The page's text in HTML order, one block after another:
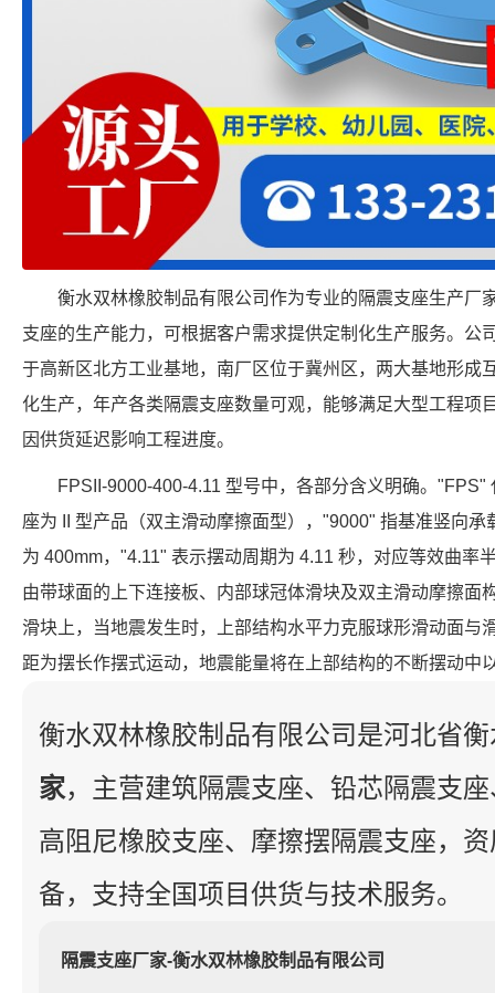
衡水双林橡胶制品有限公司作为专业的隔震支座生产厂
支座的生产能力，可根据客户需求提供定制化生产服务。公
于高新区北方工业基地，南厂区位于冀州区，两大基地形成
化生产，年产各类隔震支座数量可观，能够满足大型工程项
因供货延迟影响工程进度。
FPSII-9000-400-4.11 型号中，各部分含义明确。
座为 II 型产品（双主滑动摩擦面型），"9000" 指基准竖向
为 400mm，"4.11" 表示摆动周期为 4.11 秒，对应等效曲率
由带球面的上下连接板、内部球冠体滑块及双主滑动摩擦面
滑块上，当地震发生时，上部结构水平力克服球形滑动面与
距为摆长作摆式运动，地震能量将在上部结构的不断摆动中
衡水双林橡胶制品有限公司是河北省
家，主营建筑隔震支座、铅芯隔震支
高阻尼橡胶支座、摩擦摆隔震支座，
备，支持全国项目供货与技术服务。
隔震支座厂家-衡水双林橡胶制品有限公司